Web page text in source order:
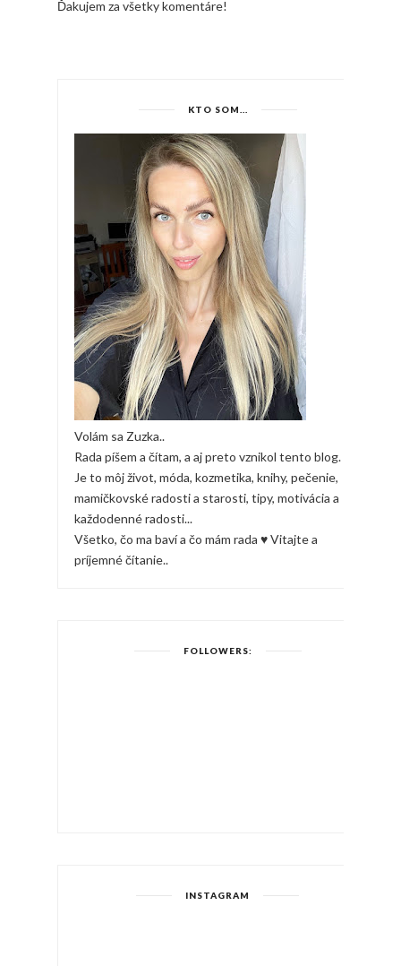
Ďakujem za všetky komentáre!
KTO SOM...
Volám sa Zuzka..
Rada píšem a čítam, a aj preto vznikol tento blog.
Je to môj život, móda, kozmetika, knihy, pečenie,
mamičkovské radosti a starosti, tipy, motivácia a
každodenné radosti...
Všetko, čo ma baví a čo mám rada ♥ Vitajte a
príjemné čítanie..
FOLLOWERS:
INSTAGRAM